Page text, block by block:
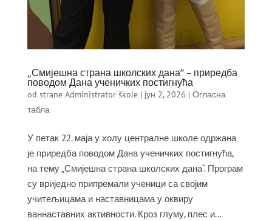
„Смијешна страна школских дана“ – приредба
поводом Дана ученичких постигнућа
od strane Administrator škole| јун 2, 2026 | Огласна
табла
У петак 22. маја у холу централне школе одржана
је приредба поводом Дана ученичких постигнућа,
на тему „Смијешна страна школских дана“. Програм
су вриједно припремали ученици са својим
учитељицама и наставницама у оквиру
ваннаставних активности. Кроз глуму, плес и...